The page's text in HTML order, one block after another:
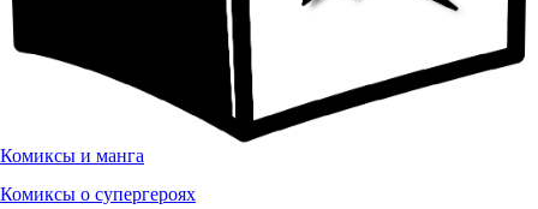
Комиксы и манга
Комиксы о супергероях